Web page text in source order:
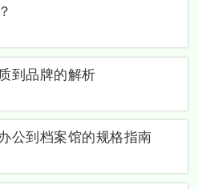
到品牌的解析
公到档案馆的规格指南